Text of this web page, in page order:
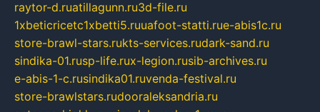
raytor-d.ruatillagunn.ru3d-file.ru
1xbeticricetc1xbetti5.ruuafoot-statti.rue-abis1c.ru
store-brawl-stars.rukts-services.rudark-sand.ru
sindika-01.rusp-life.rux-legion.rusib-archives.ru
e-abis-1-c.rusindika01.ruvenda-festival.ru
store-brawlstars.rudooraleksandria.ru